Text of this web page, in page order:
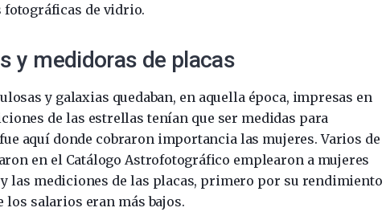
fotográficas de vidrio.
y medidoras de placas
y galaxias quedaban, en aquella época, impresas en
de las estrellas tenían que ser medidas para
aquí donde cobraron importancia las mujeres. Varios de
en el Catálogo Astrofotográfico emplearon a mujeres
las mediciones de las placas, primero por su rendimiento
los salarios eran más bajos.